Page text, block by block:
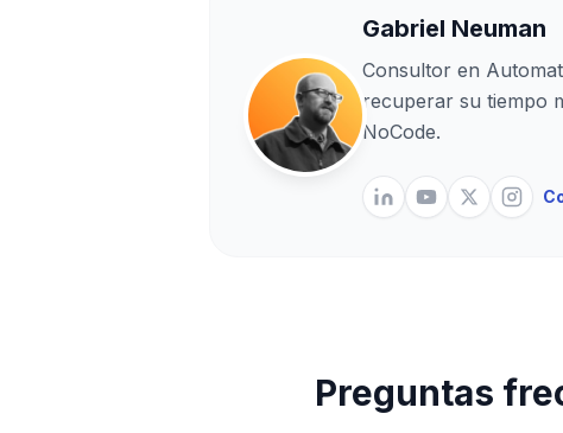
Gabriel Neuman
Consultor en
recuperar su tiempo
NoCode.
Preguntas